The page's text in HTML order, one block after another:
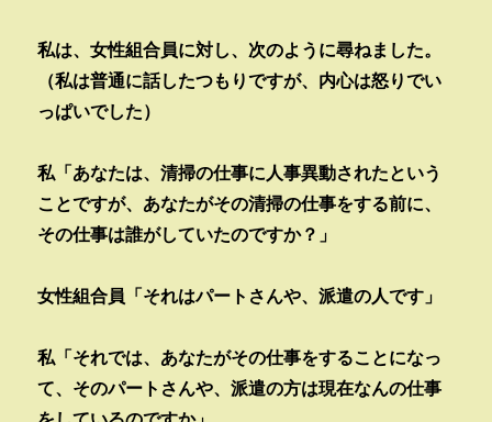
私は、女性組合員に対し、次のように尋ねました。
（私は普通に話したつもりですが、内心は怒りでい
っぱいでした）
私「あなたは、清掃の仕事に人事異動されたという
ことですが、あなたがその清掃の仕事をする前に、
その仕事は誰がしていたのですか？」
女性組合員「それはパートさんや、派遣の人です」
私「それでは、あなたがその仕事をすることになっ
て、そのパートさんや、派遣の方は現在なんの仕事